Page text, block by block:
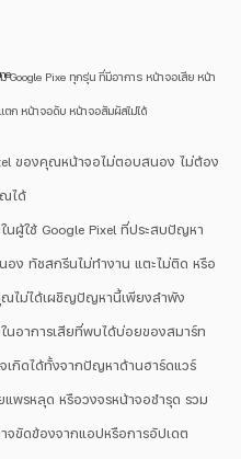
Google Pixe ทุกรุ่น ที่มีอาการ หน้าจอเสีย หน้า
ตก หน้าจอดับ หน้าจอสัมผัสไม่ได้
ของคุณหน้าจอไม่ตอบสนอง ไม่ต้อง
ณได้
ผู้ใช้ Google Pixel ที่ประสบปัญหา
อง ทัชสกรีนไม่ทำงาน แตะไม่ติด หรือ
ไม่ได้เผชิญปัญหานี้เพียงลำพัง
นอาการเสียที่พบได้บ่อยของสมาร์ท
เกิดได้ทั้งจากปัญหาด้านฮาร์ดแวร์
พรหลุด หรือวงจรหน้าจอชำรุด รวม
จขัดข้องจากแอปหรือการอัปเดต